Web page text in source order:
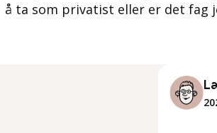
å ta som privatist eller er det fag